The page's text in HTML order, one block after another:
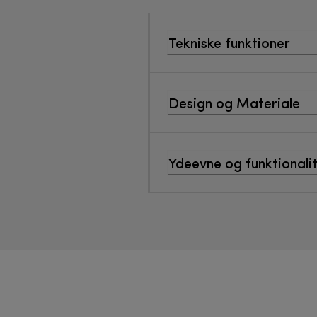
Tekniske funktioner
Design og Materiale
Ydeevne og